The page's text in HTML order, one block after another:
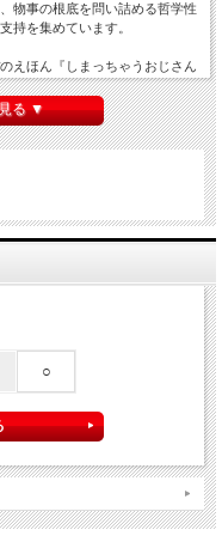
物事の根底を問い詰める哲学性
持を集めています。
えほん『しまっちゃうおじさん
味違った優しいタッチのぼのぼ
せんか？
までに約2週間となります。
る ▼
○